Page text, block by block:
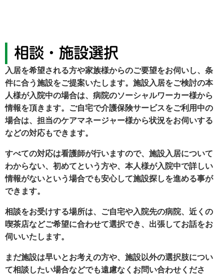
入居を希望される方や家族様からのご要望をお伺いし、条
件に合う施設をご提案いたします。施設入居をご検討の本
人様が入院中の場合は、病院のソーシャルワーカー様から
情報を頂きます。ご自宅で介護保険サービスをご利用中の
場合は、担当のケアマネージャー様から状況をお伺いする
などの対応もできます。
すべての対応は看護師が行いますので、施設入居について
わからない、初めてという方や、本人様が入院中で詳しい
情報がないという場合でも安心して施設探しを進める事が
できます。
相談をお受けする場所は、ご自宅や入院先の病院、近くの
喫茶店などご希望に合わせて選択でき、出張してお話をお
伺いいたします。
まだ施設は早いとお考えの方や、施設以外の選択肢につい
て相談したい場合などでも遠慮なくお問い合わせくださ